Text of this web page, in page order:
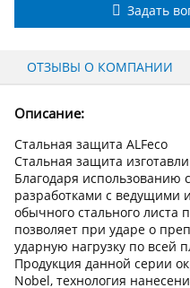
Задать
ОТЗЫВЫ О КОМПАНИИ
Описание:
Стальная защита ALFeco
Стальная защита
Благодаря использованию
разработками с ведущими
обычного стального
позволяет при ударе о
ударную нагрузку по всей
Продукция данной серии
Nobel, технология